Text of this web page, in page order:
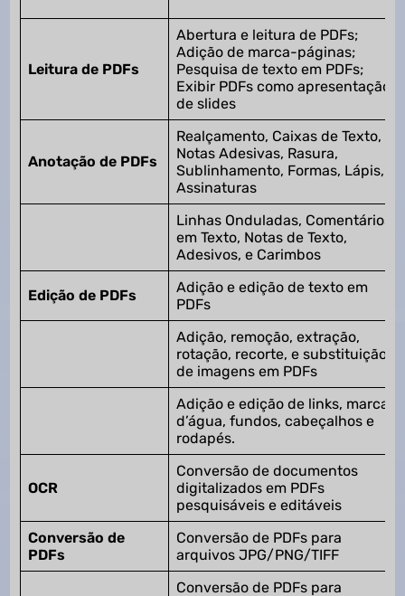
Leitura de PDFs
Abertura e leitura de PDFs;
Adição de marca-páginas;
Pesquisa de texto em PDFs;
Exibir PDFs como apresentação
de slides
Anotação de PDFs
Realçamento, Caixas de Texto,
Notas Adesivas, Rasura,
Sublinhamento, Formas, Lápis, e
Assinaturas
Linhas Onduladas, Comentários
em Texto, Notas de Texto,
Adesivos, e Carimbos
Edição de PDFs
Adição e edição de texto em
PDFs
Adição, remoção, extração,
rotação, recorte, e substituição
de imagens em PDFs
Adição e edição de links, marcas
d’água, fundos, cabeçalhos e
rodapés.
OCR
Conversão de documentos
digitalizados em PDFs
pesquisáveis e editáveis
Conversão de
PDFs
Conversão de PDFs para
arquivos JPG/PNG/TIFF
Conversão de PDFs para